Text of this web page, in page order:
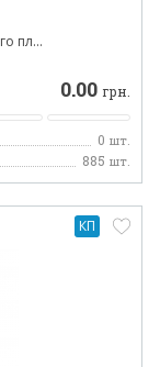
пл...
0.00 грн.
0 шт.
885 шт.
КП